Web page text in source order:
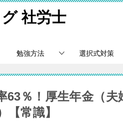
グ 社労士
勉強方法 選択式対策
63％！厚生年金（
【常識】